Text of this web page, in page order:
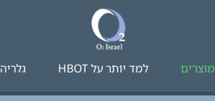
מוצרים למד יותר על HBOT​ גלריה